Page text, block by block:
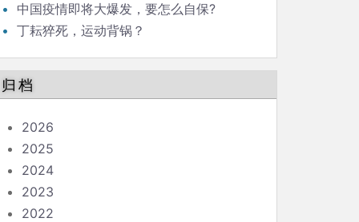
中国疫情即将大爆发，要怎么自保?
丁耘猝死，运动背锅？
归档
2026
2025
2024
2023
2022